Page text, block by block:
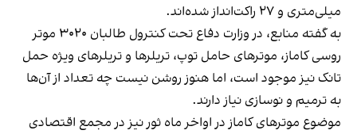
میلی‌متری و ۲۷ راکت‌انداز شده‌اند.
به گفته منابع، در وزارت دفاع تحت کنترول طالبان ۳۰۲۰ موتر
روسی کاماز، موترهای حامل توپ، تریلرها و تریلرهای ویژه حمل
تانک نیز موجود است، اما هنوز روشن نیست چه تعداد از آن‌ها
به ترمیم و نوسازی نیاز دارند.
موضوع موترهای کاماز در اواخر ماه ثور نیز در مجمع اقتصادی